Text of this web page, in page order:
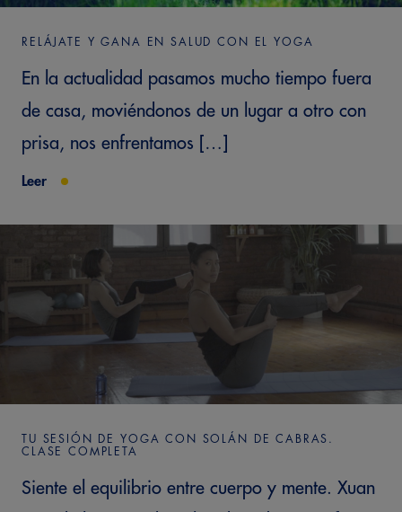
RELÁJATE Y GANA EN SALUD CON EL YOGA
En la actualidad pasamos mucho tiempo fuera
de casa, moviéndonos de un lugar a otro con
prisa, nos enfrentamos […]
Leer
TU SESIÓN DE YOGA CON SOLÁN DE CABRAS.
CLASE COMPLETA
Siente el equilibrio entre cuerpo y mente. Xuan